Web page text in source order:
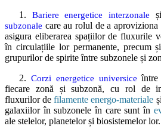
1. Bariere energetice interzonale
subzonale care au rolul de a
asigura eliberarea spațiilor de fluxurile
în circulațiile lor permanente, precum
grupurilor de spirite între subzonele și
2. Corzi energetice universice între
fiecare zonă și subzonă, cu rol de
fluxurilor defilamente energo-materiale
galaxiilor în subzonele în care sunt în
ale stelelor, planetelor și biosistemelor lor.